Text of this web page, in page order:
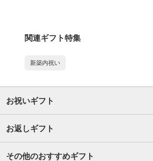
関連ギフト特集
新築内祝い
お祝いギフト
お返しギフト
その他のおすすめギフト